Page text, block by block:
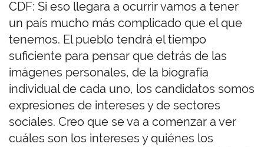
CDF: Si eso llegara a ocurrir vamos a tener
un país mucho más complicado que el que
tenemos. El pueblo tendrá el tiempo
suficiente para pensar que detrás de las
imágenes personales, de la biografía
individual de cada uno, los candidatos somos
expresiones de intereses y de sectores
sociales. Creo que se va a comenzar a ver
cuáles son los intereses y quiénes los